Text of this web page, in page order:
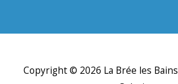
Copyright © 2026 La Brée les Bains